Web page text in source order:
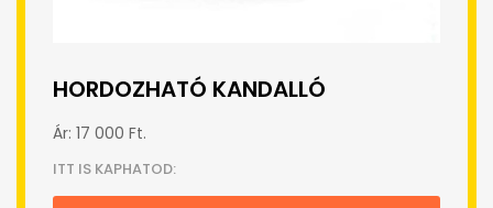
HORDOZHATÓ KANDALLÓ
Ár: 17 000 Ft.
ITT IS KAPHATOD: